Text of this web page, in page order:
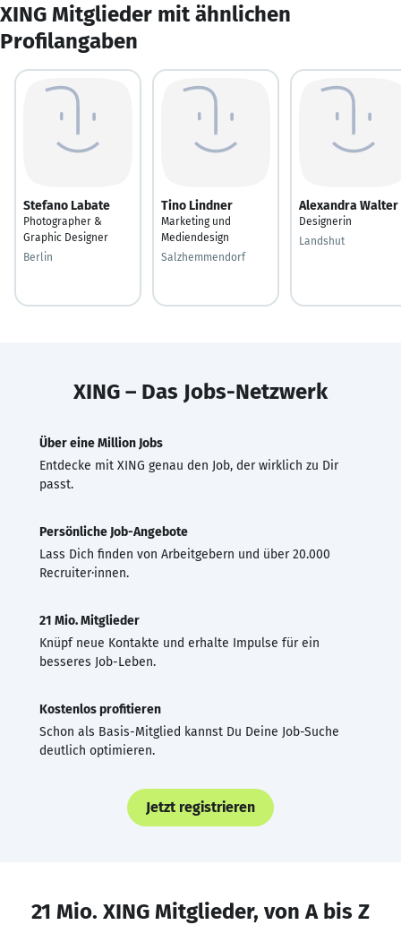
XING Mitglieder mit ähnlichen
Profilangaben
Stefano Labate
Photographer &
Graphic Designer
Berlin
Tino Lindner
Marketing und
Mediendesign
Salzhemmendorf
Alexandra Walter
Designerin
Landshut
XING – Das Jobs-Netzwerk
Über eine Million Jobs
Entdecke mit XING genau den Job, der wirklich zu Dir
passt.
Persönliche Job-Angebote
Lass Dich finden von Arbeitgebern und über 20.000
Recruiter·innen.
21 Mio. Mitglieder
Knüpf neue Kontakte und erhalte Impulse für ein
besseres Job-Leben.
Kostenlos profitieren
Schon als Basis-Mitglied kannst Du Deine Job-Suche
deutlich optimieren.
Jetzt registrieren
21 Mio. XING Mitglieder, von A bis Z